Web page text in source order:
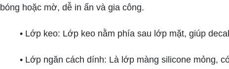
bóng hoặc mờ, dễ in ấn và gia công.
• Lớp keo: Lớp keo nằm phía sau lớp mặt, giúp decal
• Lớp ngăn cách dính: Là lớp màng silicone mỏng, có